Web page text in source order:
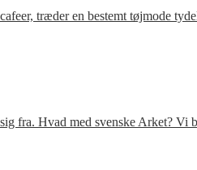
træder en bestemt tøjmode
fra. Hvad med svenske Arket?